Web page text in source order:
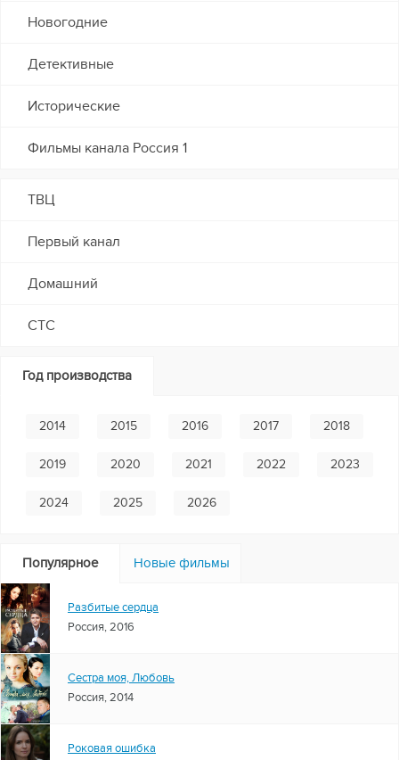
Новогодние
Детективные
Исторические
Фильмы канала Россия 1
ТВЦ
Первый канал
Домашний
СТС
Год производства
2014 2015 2016 2017 2018
2019 2020 2021 2022 2023
2024 2025 2026
Популярное Новые фильмы
Разбитые сердца
Россия, 2016
Сестра моя, Любовь
Россия, 2014
Роковая ошибка